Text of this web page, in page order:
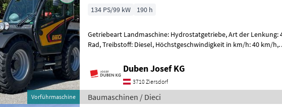
Vorführmaschine
134 PS/99 kW 190 h
Getriebeart Landmaschine: Hydrostatgetriebe, Art der Lenkung:
Rad, Treibstoff: Diesel, Höchstgeschwindigkeit in km/h: 40 km/h,
Duben Josef KG
3710 Ziersdorf
Baumaschinen / Dieci